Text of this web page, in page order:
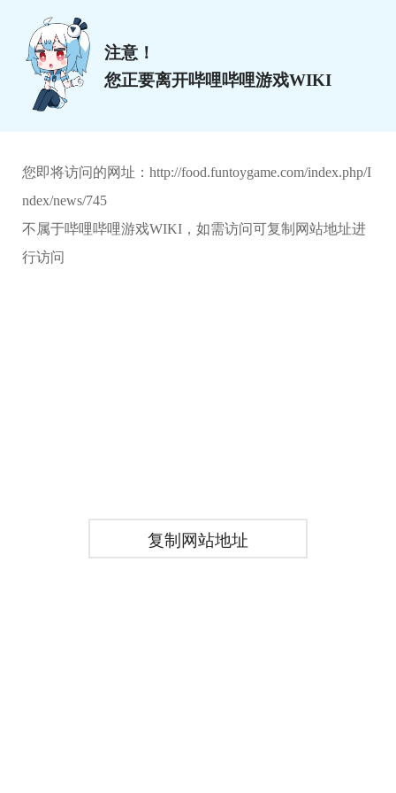
注意！
您正要离开哔哩哔哩游戏WIKI
您即将访问的网址： http://food.funtoygame.com/index.php/I
ndex/news/745
不属于哔哩哔哩游戏WIKI，如需访问可复制网站地址进
行访问
复制网站地址